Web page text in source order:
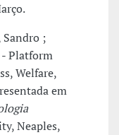
Sandro ;
- Platform
Welfare,
em
Neaples,